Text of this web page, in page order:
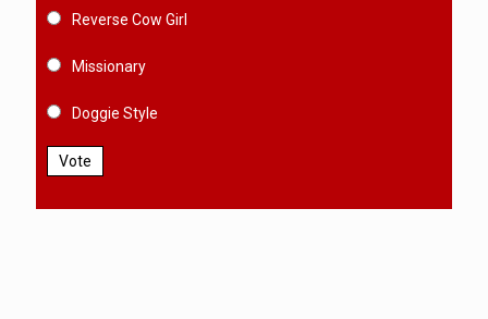
Reverse Cow Girl
Missionary
Doggie Style
Vote